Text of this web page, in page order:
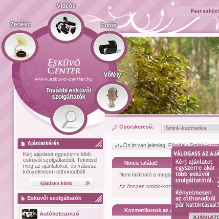
Pest
Zenész
Videós
Fotós
Vőfély
További esküvői
szolgáltatók
Ajánlatkérés
Kérj ajánlatot egyszerre több
esküvői szolgáltatótól. Tekintsd
meg az ajánlatokat, és válassz
kényelmesen otthonodból!
Esküvői szolgáltatók
Autókölcsönző
Gyorskereső:
Ön itt van jelenleg: Főoldal/Smink-
Nincs találat!
Nem található a megadott feltételeknek
Az összes smink-kozmetika
Kozmetikusok az alábbi városokból